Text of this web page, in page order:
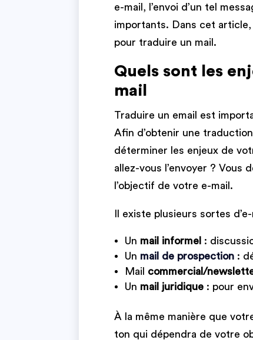
e-mail, l’envoi d’un tel
importants. Dans cet
pour traduire un mail.
Quels sont les
mail
Traduire un email est
Afin d’obtenir une
déterminer les enjeux de
allez-vous l’envoyer ? Vous
l’objectif de votre e-mail.
Il existe plusieurs sortes
Un mail informel :
Un mail de prospection :
Mail commercial/
Un mail juridique : pour
À la même manière que
ton qui dépendra de votre